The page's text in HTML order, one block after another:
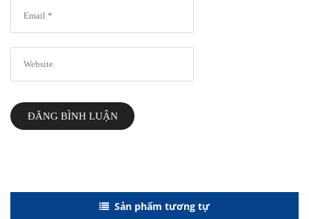
ĐĂNG BÌNH LUẬN
Sản phẩm tương tự